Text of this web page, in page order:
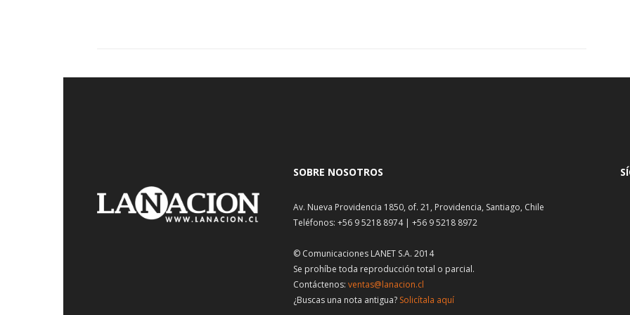
SOBRE NOSOTROS
Av. Nueva Providencia 1850, of. 21, Providencia, Santiago, Chile
Teléfonos: +56 9 5218 8974 | +56 9 5218 8972
© Comunicaciones LANET S.A. 2014
Se prohíbe toda reproducción total o parcial.
Contáctenos: ventas@lanacion.cl
¿Buscas una nota antigua? Solicítala aquí